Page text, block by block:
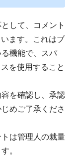
して、コメント
ます。これはブ
機能で、スパ
を使用すること
を確認し、承認
めご了承くださ
は管理人の裁量
。